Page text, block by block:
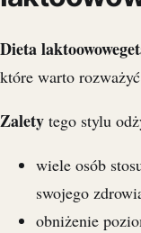
Dieta
które warto
Zalety tego stylu
wiele osób
swojego
obniżenie